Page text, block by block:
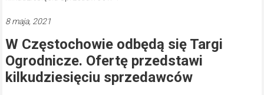
8 maja, 2021
W Częstochowie odbędą się Targi
Ogrodnicze. Ofertę przedstawi
kilkudziesięciu sprzedawców